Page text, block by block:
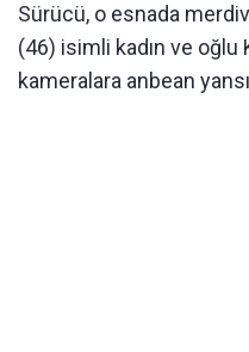
Sürücü, o esnada
(46) isimli kadın ve oğlu
kameralara anbean